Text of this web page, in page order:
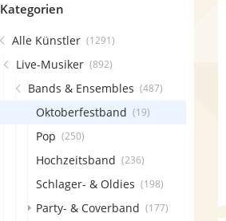
Kategorien
Alle Künstler (1291)
Live-Musiker (892)
Bands & Ensembles (487)
Oktoberfestband (19)
Pop (250)
Hochzeitsband (236)
Schlager- & Oldies (198)
Party- & Coverband (177)